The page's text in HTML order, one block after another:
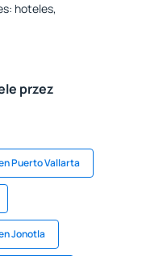
hoteles,
przez
Puerto Vallarta
Jonotla